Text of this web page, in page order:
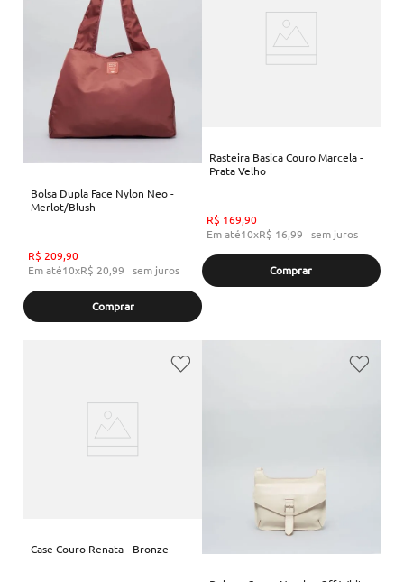
Bolsa Dupla Face Nylon Neo -
Merlot/Blush
R$ 209,90
Em até10xR$ 20,99 sem juros
Comprar
Rasteira Basica Couro Marcela -
Prata Velho
R$ 169,90
Em até10xR$ 16,99 sem juros
Comprar
Case Couro Renata - Bronze